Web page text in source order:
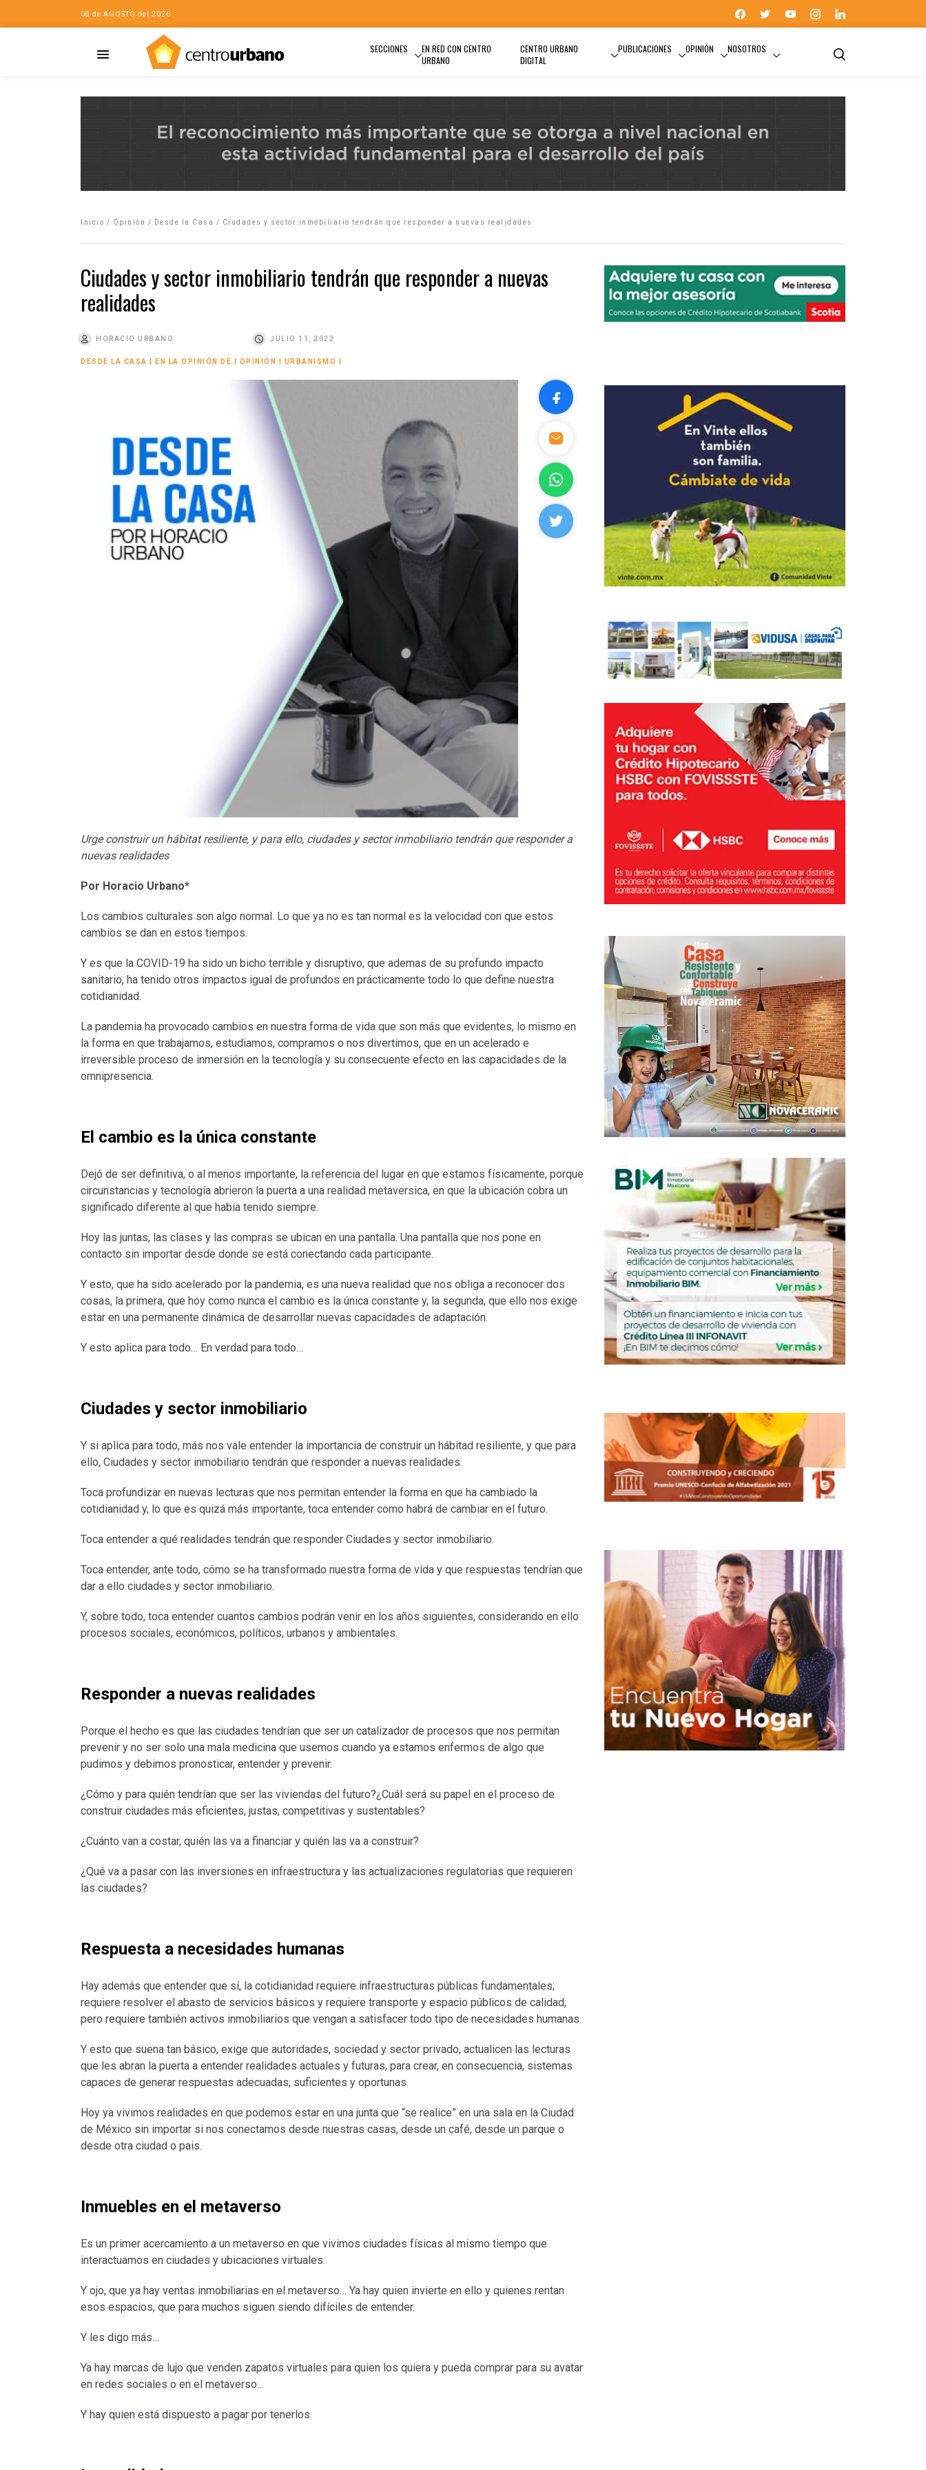
08 de AGOSTO del 2026
SECCIONES
EN RED CON CENTRO
URBANO
CENTRO URBANO
DIGITAL
PUBLICACIONES OPINIÓN NOSOTROS
Inicio / Opinión / Desde la Casa / Ciudades y sector inmobiliario tendrán que responder a nuevas realidades
Ciudades y sector inmobiliario tendrán que responder a nuevas
realidades
HORACIO URBANO JULIO 11, 2022
DESDE LA CASA EN LA OPINIÓN DE OPINIÓN URBANISMO
Urge construir un hábitat resiliente, y para ello, ciudades y sector inmobiliario tendrán que responder a
nuevas realidades
Por Horacio Urbano*
Los cambios culturales son algo normal. Lo que ya no es tan normal es la velocidad con que estos
cambios se dan en estos tiempos.
Y es que la COVID-19 ha sido un bicho terrible y disruptivo, que ademas de su profundo impacto
sanitario, ha tenido otros impactos igual de profundos en prácticamente todo lo que define nuestra
cotidianidad.
La pandemia ha provocado cambios en nuestra forma de vida que son más que evidentes, lo mismo en
la forma en que trabajamos, estudiamos, compramos o nos divertimos, que en un acelerado e
irreversible proceso de inmersión en la tecnología y su consecuente efecto en las capacidades de la
omnipresencia.
El cambio es la única constante
Dejó de ser definitiva, o al menos importante, la referencia del lugar en que estamos físicamente, porque
circunstancias y tecnología abrieron la puerta a una realidad metaversica, en que la ubicación cobra un
significado diferente al que había tenido siempre.
Hoy las juntas, las clases y las compras se ubican en una pantalla. Una pantalla que nos pone en
contacto sin importar desde donde se está conectando cada participante.
Y esto, que ha sido acelerado por la pandemia, es una nueva realidad que nos obliga a reconocer dos
cosas, la primera, que hoy como nunca el cambio es la única constante y, la segunda, que ello nos exige
estar en una permanente dinámica de desarrollar nuevas capacidades de adaptación.
Y esto aplica para todo… En verdad para todo…
Ciudades y sector inmobiliario
Y si aplica para todo, más nos vale entender la importancia de construir un hábitad resiliente, y que para
ello, Ciudades y sector inmobiliario tendrán que responder a nuevas realidades.
Toca profundizar en nuevas lecturas que nos permitan entender la forma en que ha cambiado la
cotidianidad y, lo que es quizá más importante, toca entender como habrá de cambiar en el futuro.
Toca entender a qué realidades tendrán que responder Ciudades y sector inmobiliario.
Toca entender, ante todo, cómo se ha transformado nuestra forma de vida y que respuestas tendrían que
dar a ello ciudades y sector inmobiliario.
Y, sobre todo, toca entender cuantos cambios podrán venir en los años siguientes, considerando en ello
procesos sociales, económicos, políticos, urbanos y ambientales.
Responder a nuevas realidades
Porque el hecho es que las ciudades tendrían que ser un catalizador de procesos que nos permitan
prevenir y no ser solo una mala medicina que usemos cuando ya estamos enfermos de algo que
pudimos y debimos pronosticar, entender y prevenir.
¿Cómo y para quién tendrían que ser las viviendas del futuro?¿Cuál será su papel en el proceso de
construir ciudades más eficientes, justas, competitivas y sustentables?
¿Cuánto van a costar, quién las va a financiar y quién las va a construir?
¿Qué va a pasar con las inversiones en infraestructura y las actualizaciones regulatorias que requieren
las ciudades?
Respuesta a necesidades humanas
Hay además que entender que sí, la cotidianidad requiere infraestructuras públicas fundamentales;
requiere resolver el abasto de servicios básicos y requiere transporte y espacio públicos de calidad,
pero requiere también activos inmobiliarios que vengan a satisfacer todo tipo de necesidades humanas.
Y esto que suena tan básico, exige que autoridades, sociedad y sector privado, actualicen las lecturas
que les abran la puerta a entender realidades actuales y futuras, para crear, en consecuencia, sistemas
capaces de generar respuestas adecuadas, suficientes y oportunas.
Hoy ya vivimos realidades en que podemos estar en una junta que “se realice” en una sala en la Ciudad
de México sin importar si nos conectamos desde nuestras casas, desde un café, desde un parque o
desde otra ciudad o pais.
Inmuebles en el metaverso
Es un primer acercamiento a un metaverso en que vivimos ciudades físicas al mismo tiempo que
interactuamos en ciudades y ubicaciones virtuales.
Y ojo, que ya hay ventas inmobiliarias en el metaverso… Ya hay quien invierte en ello y quienes rentan
esos espacios, que para muchos siguen siendo difíciles de entender.
Y les digo más…
Ya hay marcas de lujo que venden zapatos virtuales para quien los quiera y pueda comprar para su avatar
en redes sociales o en el metaverso…
Y hay quien está dispuesto a pagar por tenerlos.